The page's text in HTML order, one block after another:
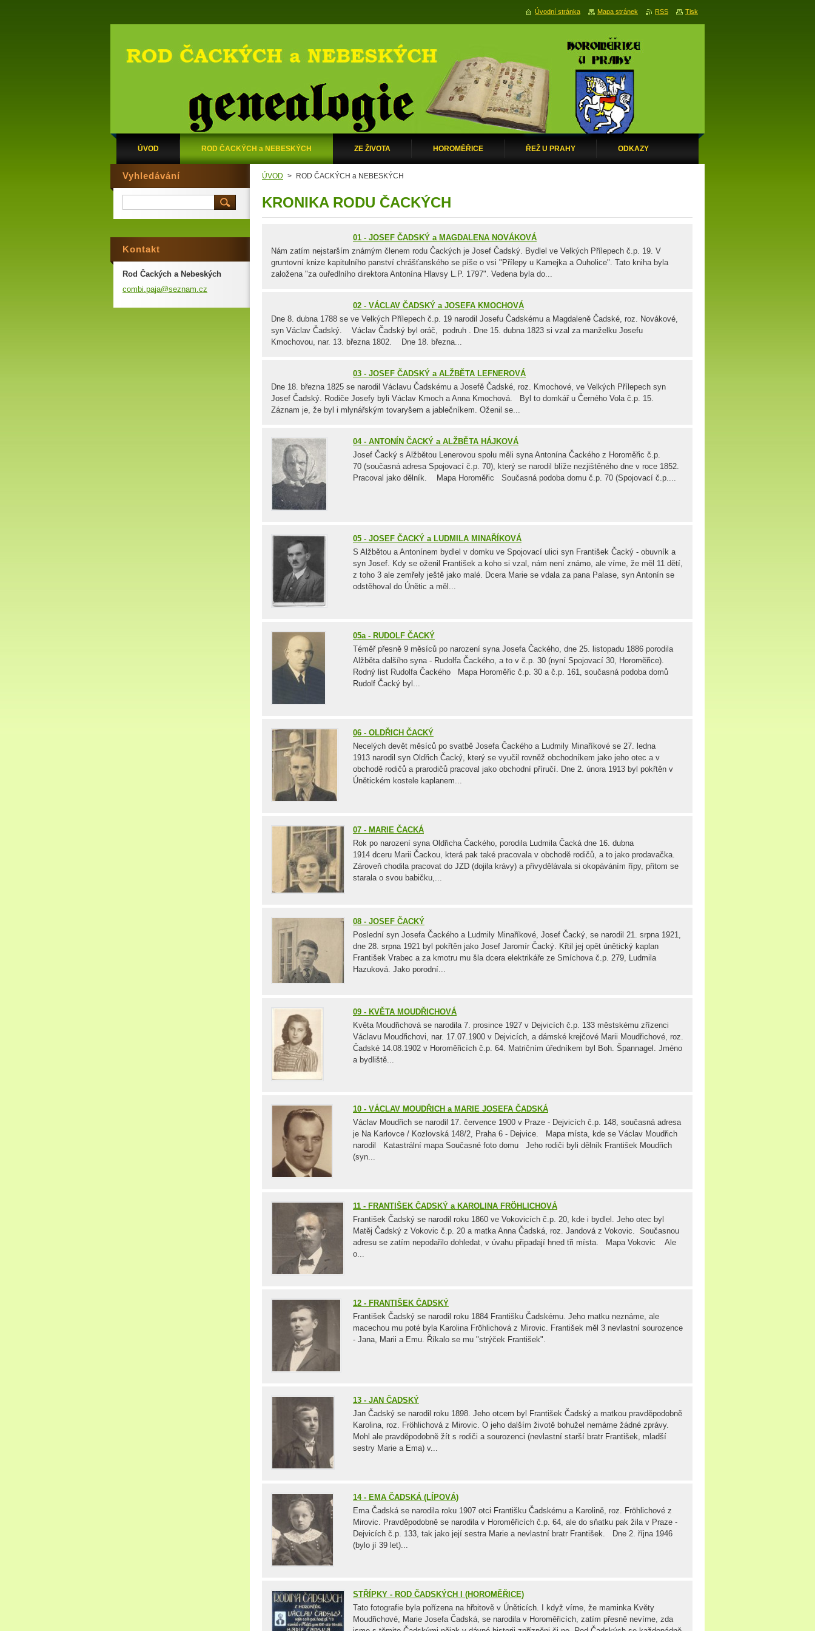
ÚVOD ROD ČACKÝCH a NEBESKÝCH ZE ŽIVOTA HOROMĚŘICE ŘEŽ U PRAHY ODKAZY
ÚVOD > ROD ČACKÝCH a NEBESKÝCH
KRONIKA RODU ČACKÝCH
01 - JOSEF ČADSKÝ a MAGDALENA NOVÁKOVÁ
Nám zatím nejstarším známým členem rodu Čackých je Josef Čadský. Bydlel ve Velkých Přílepech č.p. 19. V
gruntovní knize kapitulního panství chrášťanského se píše o vsi "Přílepy u Kamejka a Ouholice". Tato kniha byla
založena "za ouředlního direktora Antonína Hlavsy L.P. 1797". Vedena byla do...
02 - VÁCLAV ČADSKÝ a JOSEFA KMOCHOVÁ
Dne 8. dubna 1788 se ve Velkých Přílepech č.p. 19 narodil Josefu Čadskému a Magdaleně Čadské, roz. Novákové,
syn Václav Čadský. Václav Čadský byl oráč, podruh . Dne 15. dubna 1823 si vzal za manželku Josefu
Kmochovou, nar. 13. března 1802. Dne 18. března...
03 - JOSEF ČADSKÝ a ALŽBĚTA LEFNEROVÁ
Dne 18. března 1825 se narodil Václavu Čadskému a Josefě Čadské, roz. Kmochové, ve Velkých Přílepech syn
Josef Čadský. Rodiče Josefy byli Václav Kmoch a Anna Kmochová. Byl to domkář u Černého Vola č.p. 15.
Záznam je, že byl i mlynářským tovaryšem a jablečníkem. Oženil se...
04 - ANTONÍN ČACKÝ a ALŽBĚTA HÁJKOVÁ
Josef Čacký s Alžbětou Lenerovou spolu měli syna Antonína Čackého z Horoměřic č.p.
70 (současná adresa Spojovací č.p. 70), který se narodil blíže nezjištěného dne v roce 1852.
Pracoval jako dělník. Mapa Horoměřic Současná podoba domu č.p. 70 (Spojovací č.p....
05 - JOSEF ČACKÝ a LUDMILA MINAŘÍKOVÁ
S Alžbětou a Antonínem bydlel v domku ve Spojovací ulici syn František Čacký - obuvník a
syn Josef. Kdy se oženil František a koho si vzal, nám není známo, ale víme, že měl 11 dětí,
z toho 3 ale zemřely ještě jako malé. Dcera Marie se vdala za pana Palase, syn Antonín se
odstěhoval do Únětic a měl...
05a - RUDOLF ČACKÝ
Téměř přesně 9 měsíců po narození syna Josefa Čackého, dne 25. listopadu 1886 porodila
Alžběta dalšího syna - Rudolfa Čackého, a to v č.p. 30 (nyní Spojovací 30, Horoměřice).
Rodný list Rudolfa Čackého Mapa Horoměřic č.p. 30 a č.p. 161, současná podoba domů
Rudolf Čacký byl...
06 - OLDŘICH ČACKÝ
Necelých devět měsíců po svatbě Josefa Čackého a Ludmily Minaříkové se 27. ledna
1913 narodil syn Oldřich Čacký, který se vyučil rovněž obchodníkem jako jeho otec a v
obchodě rodičů a prarodičů pracoval jako obchodní příručí. Dne 2. února 1913 byl pokřtěn v
Únětickém kostele kaplanem...
07 - MARIE ČACKÁ
Rok po narození syna Oldřicha Čackého, porodila Ludmila Čacká dne 16. dubna
1914 dceru Marii Čackou, která pak také pracovala v obchodě rodičů, a to jako prodavačka.
Zároveň chodila pracovat do JZD (dojila krávy) a přivydělávala si okopáváním řípy, přitom se
starala o svou babičku,...
08 - JOSEF ČACKÝ
Poslední syn Josefa Čackého a Ludmily Minaříkové, Josef Čacký, se narodil 21. srpna 1921,
dne 28. srpna 1921 byl pokřtěn jako Josef Jaromír Čacký. Křtil jej opět únětický kaplan
František Vrabec a za kmotru mu šla dcera elektrikáře ze Smíchova č.p. 279, Ludmila
Hazuková. Jako porodní...
09 - KVĚTA MOUDŘICHOVÁ
Květa Moudřichová se narodila 7. prosince 1927 v Dejvicích č.p. 133 městskému zřízenci
Václavu Moudřichovi, nar. 17.07.1900 v Dejvicích, a dámské krejčové Marii Moudřichové, roz.
Čadské 14.08.1902 v Horoměřicích č.p. 64. Matričním úředníkem byl Boh. Špannagel. Jméno
a bydliště...
10 - VÁCLAV MOUDŘICH a MARIE JOSEFA ČADSKÁ
Václav Moudřich se narodil 17. července 1900 v Praze - Dejvicích č.p. 148, současná adresa
je Na Karlovce / Kozlovská 148/2, Praha 6 - Dejvice. Mapa místa, kde se Václav Moudřich
narodil Katastrální mapa Současné foto domu Jeho rodiči byli dělník František Moudřich
(syn...
11 - FRANTIŠEK ČADSKÝ a KAROLINA FRÖHLICHOVÁ
František Čadský se narodil roku 1860 ve Vokovicích č.p. 20, kde i bydlel. Jeho otec byl
Matěj Čadský z Vokovic č.p. 20 a matka Anna Čadská, roz. Jandová z Vokovic. Současnou
adresu se zatím nepodařilo dohledat, v úvahu připadají hned tři místa. Mapa Vokovic Ale
o...
12 - FRANTIŠEK ČADSKÝ
František Čadský se narodil roku 1884 Františku Čadskému. Jeho matku neznáme, ale
macechou mu poté byla Karolina Fröhlichová z Mirovic. František měl 3 nevlastní sourozence
- Jana, Marii a Emu. Říkalo se mu "strýček František".
13 - JAN ČADSKÝ
Jan Čadský se narodil roku 1898. Jeho otcem byl František Čadský a matkou pravděpodobně
Karolina, roz. Fröhlichová z Mirovic. O jeho dalším životě bohužel nemáme žádné zprávy.
Mohl ale pravděpodobně žít s rodiči a sourozenci (nevlastní starší bratr František, mladší
sestry Marie a Ema) v...
14 - EMA ČADSKÁ (LÍPOVÁ)
Ema Čadská se narodila roku 1907 otci Františku Čadskému a Karolině, roz. Fröhlichové z
Mirovic. Pravděpodobně se narodila v Horoměřicích č.p. 64, ale do sňatku pak žila v Praze -
Dejvicích č.p. 133, tak jako její sestra Marie a nevlastní bratr František. Dne 2. října 1946
(bylo jí 39 let)...
STŘÍPKY - ROD ČADSKÝCH I (HOROMĚŘICE)
Tato fotografie byla pořízena na hřbitově v Úněticích. I když víme, že maminka Květy
Moudřichové, Marie Josefa Čadská, se narodila v Horoměřicích, zatím přesně nevíme, zda
Vyhledávání
Kontakt
Rod Čackých a Nebeských
combi.paja@seznam.cz
Úvodní stránka Mapa stránek RSS Tisk